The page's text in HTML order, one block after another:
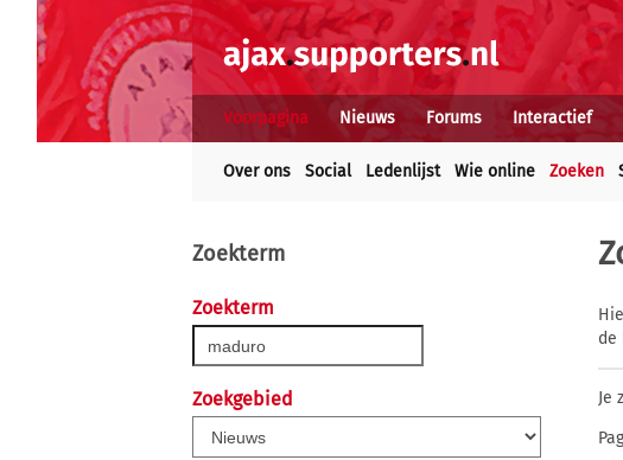
Voorpagina Nieuws Forums Interactief
Over ons Social Ledenlijst Wie online Zoeken
Zoekterm
Zoekterm
Zoekgebied
de
Je